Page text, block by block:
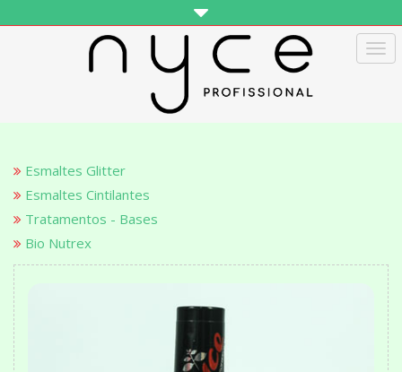
Esmaltes Glitter
Esmaltes Cintilantes
Tratamentos - Bases
Bio Nutrex